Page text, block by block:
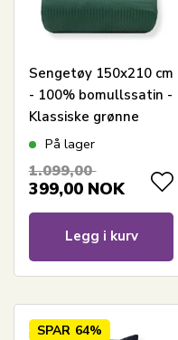
Sengetøy 150x210 cm
- 100% bomullssatin -
Klassiske grønne
striper
På lager
1.099,00
399,00 NOK
Legg i kurv
SPAR 64%